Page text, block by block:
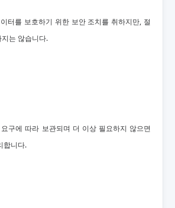
터를 보호하기 위한 보안 조치를 취하지만, 절
는 않습니다.
구에 따라 보관되며 더 이상 필요하지 않으면
합니다.